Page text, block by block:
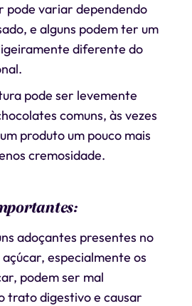
pode variar dependendo
e alguns podem ter um
diferente do
pode ser levemente
comuns, às vezes
produto um pouco mais
cremosidade.
adoçantes presentes no
especialmente os
podem ser mal
trato digestivo e causar